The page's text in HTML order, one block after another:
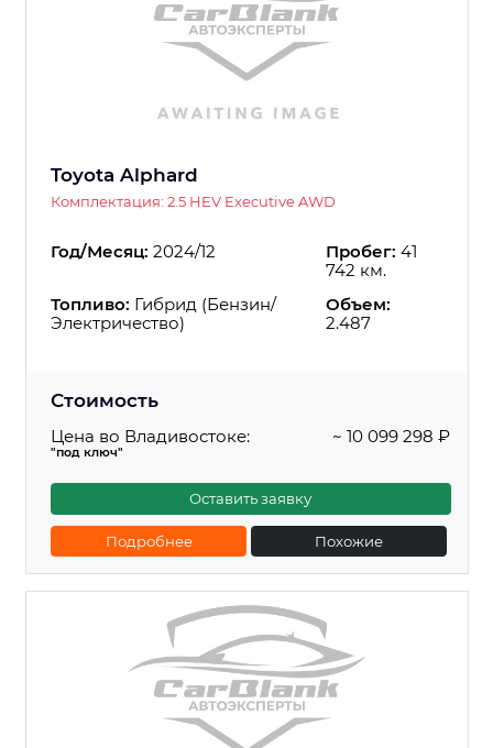
Toyota Alphard
Комплектация: 2.5 HEV Executive AWD
Год/Месяц: 2024/12 Пробег: 41
742 км.
Топливо: Гибрид (Бензин/
Электричество)
Объем:
2.487
Стоимость
Цена во Владивостоке:
"под ключ"
~ 10 099 298 ₽
Оставить заявку
Подробнее Похожие